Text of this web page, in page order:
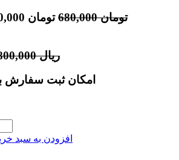
تومان 680,000 تومان
ریال
امکان ثبت سفارش
افزودن به سبد